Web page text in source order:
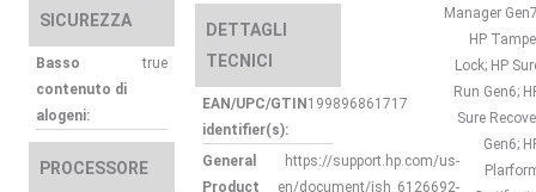
SICUREZZA
Basso
contenuto di
alogeni:
true
PROCESSORE
DETTAGLI
TECNICI
EAN/UPC/GTIN
identifier(s):
199896861717
General
Product
https://support.hp.com/us-
en/document/ish_6126692-
Manager
HP
Lock; HP
Run Gen6;
Sure
Gen6;